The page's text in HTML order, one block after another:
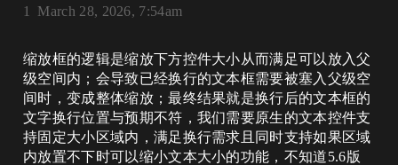
March 28, 2026, 7:54am
1
缩放框的逻辑是缩放下方控件大小从而满足可以放入父
级空间内；会导致已经换行的文本框需要被塞入父级空
间时，变成整体缩放；最终结果就是换行后的文本框的
文字换行位置与预期不符，我们需要原生的文本控件支
持固定大小区域内，满足换行需求且同时支持如果区域
内放置不下时可以缩小文本大小的功能，不知道5.6版